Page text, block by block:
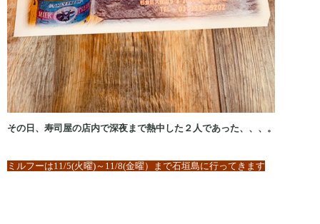
その日、寿司屋の店内で深夜まで熱中した２人であった、、、。
ミルフーは11/5(火曜)～11/8(金曜）まで石垣島に行ってきます